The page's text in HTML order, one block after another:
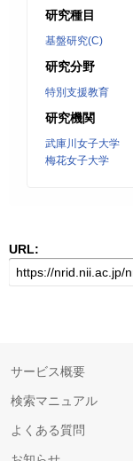
研究種目
基盤研究(C)
研究分野
特別支援教育
研究機関
武庫川女子大学
梅花女子大学
URL:
サービス概要
検索マニュアル
よくある質問